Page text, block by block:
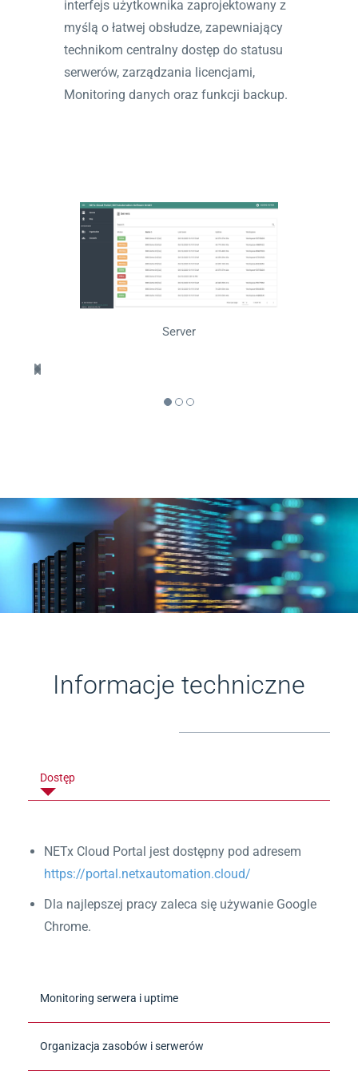
interfejs użytkownika zaprojektowany z
myślą o łatwej obsłudze, zapewniający
technikom centralny dostęp do statusu
serwerów, zarządzania licencjami,
Monitoring danych oraz funkcji backup.
Server
Informacje techniczne
Dostęp
NETx Cloud Portal jest dostępny pod adresem
https://portal.netxautomation.cloud/
Dla najlepszej pracy zaleca się używanie Google
Chrome.
Monitoring serwera i uptime
Organizacja zasobów i serwerów